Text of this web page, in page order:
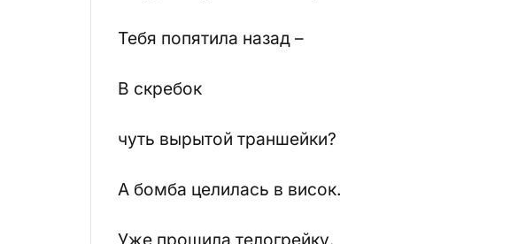
Тебя попятила назад –
В скребок
чуть вырытой траншейки?
А бомба целилась в висок.
Уже прошила телогрейку.